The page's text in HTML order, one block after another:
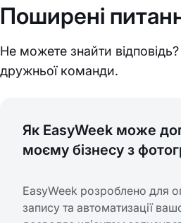
Поширені
Не можете знайти
дружньої команди.
Як EasyWeek може
моєму бізнесу з
EasyWeek розроблено для
запису та автоматизації